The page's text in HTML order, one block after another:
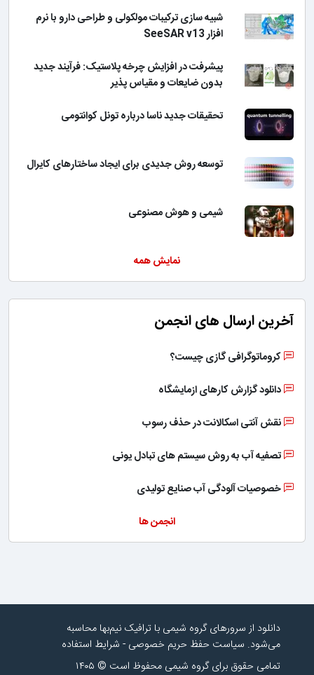
شبیه سازی ترکیبات مولکولی و طراحی دارو با نرم
افزار SeeSAR v13
پیشرفت در افزایش چرخه پلاستیک: فرآیند جدید
بدون ضایعات و مقیاس پذیر
تحقیقات جدید ناسا درباره تونل کوانتومی
توسعه روش جدیدی برای ایجاد ساختارهای کایرال
شیمی و هوش مصنوعی
نمایش همه
آخرین ارسال های انجمن
کروماتوگرافی گازی چیست؟
دانلود گزارش کارهای ازمایشگاه
نقش آنتی اسکالانت در حذف رسوب
تصفیه آب به روش سیستم های تبادل یونی
خصوصیات آلودگی آب صنایع تولیدی
انجمن ها
دانلود از سرورهای گروه شیمی با ترافیک نیم‌بها محاسبه
می‌شود. سیاست حفظ حریم خصوصی - شرایط استفاده
تمامی حقوق برای گروه شیمی محفوظ است © ۱۴۰۵